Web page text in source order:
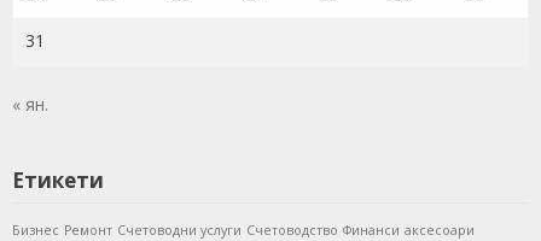
31
« ян.
Етикети
Бизнес Ремонт Счетоводни услуги Счетоводство Финанси аксесоари